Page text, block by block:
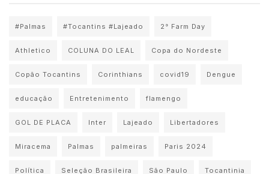
#Palmas #Tocantins #Lajeado 2° Farm Day
Athletico COLUNA DO LEAL Copa do Nordeste
Copão Tocantins Corinthians covid19 Dengue
educação Entretenimento flamengo
GOL DE PLACA Inter Lajeado Libertadores
Miracema Palmas palmeiras Paris 2024
Política Seleção Brasileira São Paulo Tocantinia